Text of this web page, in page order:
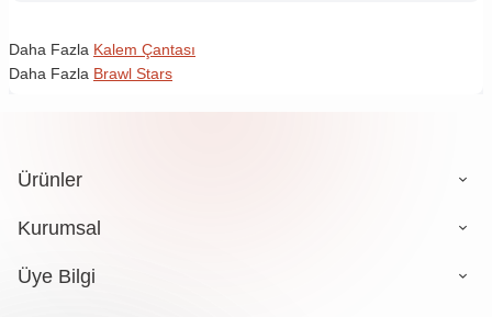
Daha Fazla Kalem Çantası
Daha Fazla Brawl Stars
Ürünler
Kurumsal
Üye Bilgi